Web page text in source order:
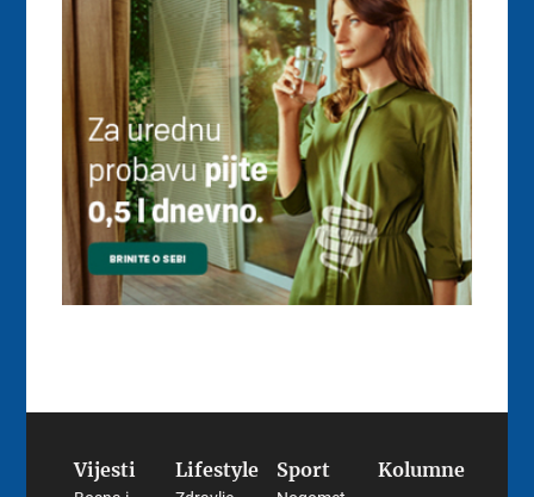
Vijesti Lifestyle Sport Kolumne